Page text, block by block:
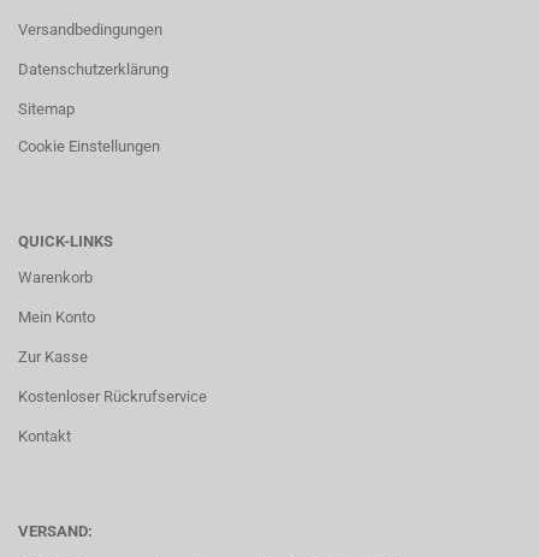
Versandbedingungen
Datenschutzerklärung
Sitemap
Cookie Einstellungen
QUICK-LINKS
Warenkorb
Mein Konto
Zur Kasse
Kostenloser Rückrufservice
Kontakt
VERSAND: